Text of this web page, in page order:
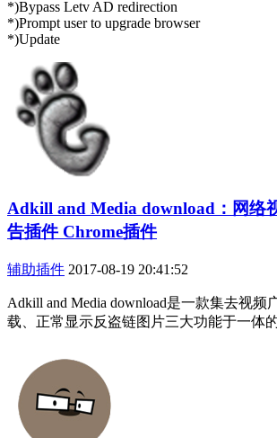
*)Bypass Letv AD redirection
*)Prompt user to upgrade browser
*)Update
Adkill and Media download：网络
告插件 Chrome插件
辅助插件 2017-08-19 20:41:52
Adkill and Media download是一款集去视频
载、正常显示反盗链图片三大功能于一体的